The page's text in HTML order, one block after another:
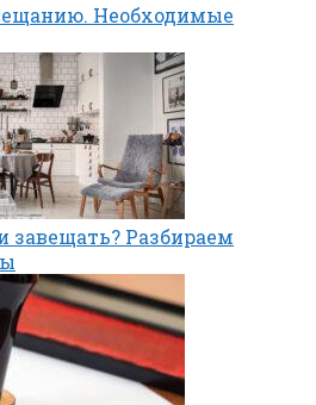
Необходимые
завещать? Разбираем